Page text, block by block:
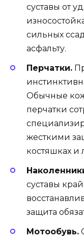
суставы от
сильных
асфальту.
Перчатки.
Обычные
перчатки
жесткими
костяшках и
суставы
защита
Мотообувь.